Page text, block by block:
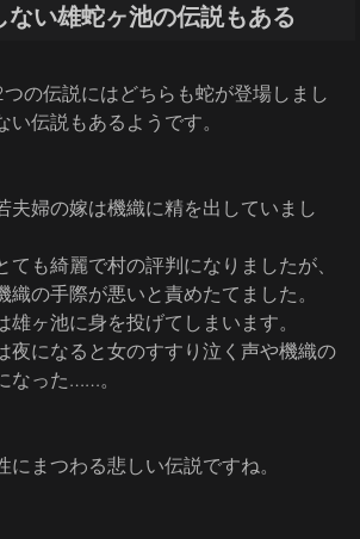
ない雄蛇ヶ池の伝説もある
の伝説にはどちらも蛇が登場しまし
伝説もあるようです。
夫婦の嫁は機織に精を出していまし
ても綺麗で村の評判になりましたが、
の手際が悪いと責めたてました。
雄ヶ池に身を投げてしまいます。
夜になると女のすすり泣く声や機織の
なった……。
にまつわる悲しい伝説ですね。